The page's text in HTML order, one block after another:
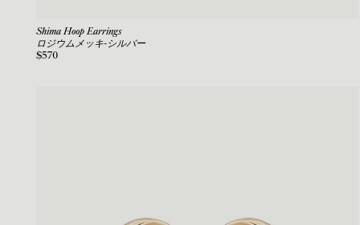
Shima Hoop Earrings
ロジウムメッキ-シルバー
$570